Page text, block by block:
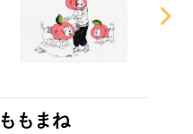
ももまね